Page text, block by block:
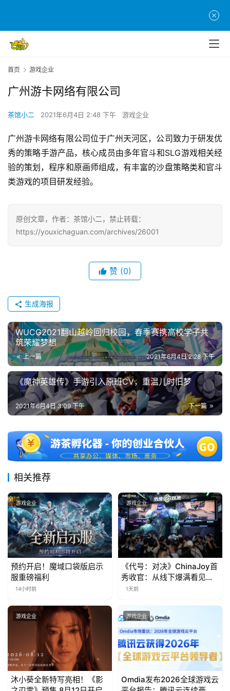
游
茶
创
游
业
界
手
游
戏
单
休
闲
游
戏
0
2
5
十
三
届
金
奖
7
月
3
0
日
茶
对
首页 游戏企业
广州游卡网络有限公司
茶馆小二 2021年6月4日 2:48 下午 游戏企业
广州游卡网络有限公司位于广州天河区，公司致力于研发优
秀的策略手游产品，核心成员由多年官斗和SLG游戏相关经
验的策划，程序和原画师组成，有丰富的沙盘策略类和官斗
类游戏的项目研发经验。
原创文章，作者：茶馆小二，禁止转载：
https://youxichaguan.com/archives/26001
赞 (0)
生成海报
WUCG2021翻山越岭回归校园，春季赛携高校学子共
筑荣耀梦想
上一篇 2021年6月4日 2:28 下午
《魔神英雄传》手游引入原班CV，重温儿时旧梦
下一篇
2021年6月4日 3:09 下午
相关推荐
游戏企业
预约开启！魔域口袋版启示
服重磅福利
14小时前
游戏企业
《代号：对决》ChinaJoy首
秀收官：从线下爆满看见玩
家的真实期待
1天前
游戏企业
沐小葵全新特写亮相！《影
游戏企业
Omdia发布2026全球游戏云